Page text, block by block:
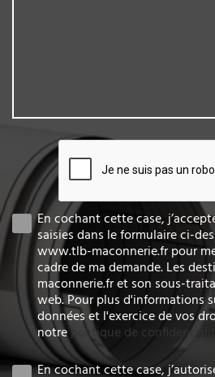
En cochant cette case,
saisies dans le formulaire ci-
www.tlb-maconnerie.fr pour
cadre de ma demande. Les
maconnerie.fr et son sous-
web. Pour plus d'informations
données et l'exercice de vos
notrepolitique de confidentialité
En cochant cette case,